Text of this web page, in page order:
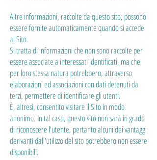
Altre informazioni, raccolte da questo sito, possono
essere fornite automaticamente quando si accede
al Sito.
Si tratta di informazioni che non sono raccolte per
essere associate a interessati identificati, ma che
per loro stessa natura potrebbero, attraverso
elaborazioni ed associazioni con dati detenuti da
terzi, permettere di identificare gli utenti.
È, altresì, consentito visitare il Sito in modo
anonimo. In tal caso, questo sito non sarà in grado
di riconoscere l'utente, pertanto alcuni dei vantaggi
derivanti dall'utilizzo del sito potrebbero non essere
disponibili.